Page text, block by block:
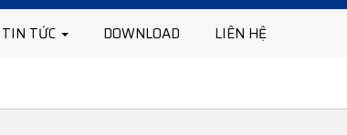
TIN TỨC DOWNLOAD LIÊN HỆ